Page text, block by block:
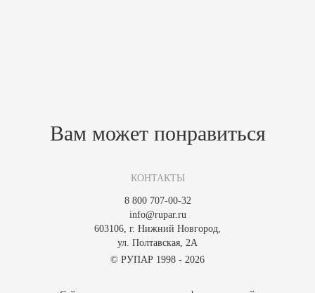
Вам может понравиться
КОНТАКТЫ
8 800 707-00-32
info@rupar.ru
603106, г. Нижний Новгород,
ул. Полтавская, 2А
© РУПАР 1998 - 2026